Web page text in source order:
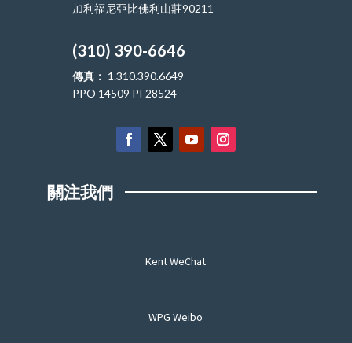
加利福尼亞比佛利山莊90211
(310) 390-6646
傳真： 1.310.390.6649
PPO 14509 PI 28524
關注我們
Kent WeChat
WPG Weibo